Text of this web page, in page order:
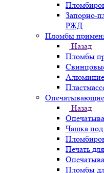
Запорно-
РЖД
Пломбы
Назад
Пломбы
Опечатывающие
Назад
Чашка
Печать
Пломбы